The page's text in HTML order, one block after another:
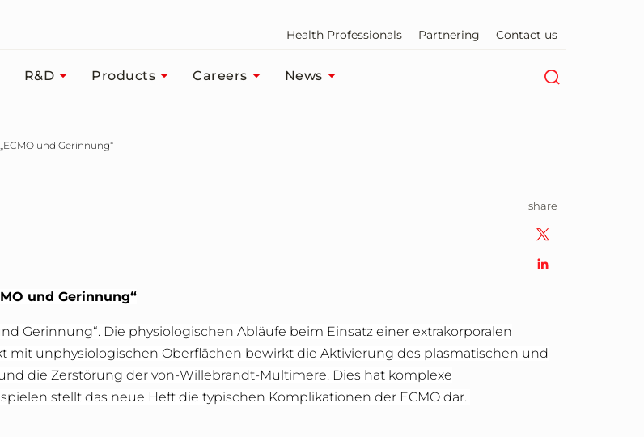
Health Professionals Partnering Contact us
R&D Products Careers News
und Gerinnung“
und Gerinnung“
Gerinnung“. Die physiologischen Abläufe beim Einsatz einer extrakorporalen
mit unphysiologischen Oberflächen bewirkt die Aktivierung des plasmatischen und
die Zerstörung der von-Willebrandt-Multimere. Dies hat komplexe
stellt das neue Heft die typischen Komplikationen der ECMO dar.
share